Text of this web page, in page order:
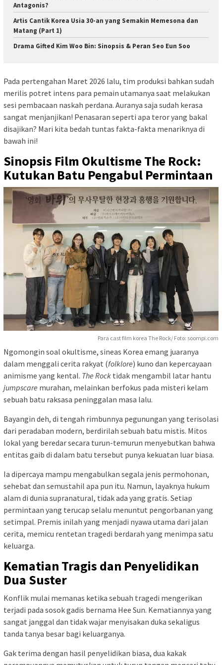
Antagonis?
Artis Cantik Korea Usia 30-an yang Semakin Memesona dan
Matang (Part 1)
Drama Gifted Kim Woo Bin: Sinopsis & Peran Seo Eun Soo
Pada pertengahan Maret 2026 lalu, tim produksi bahkan sudah
merilis potret intens para pemain utamanya saat melakukan
sesi pembacaan naskah perdana. Auranya saja sudah kerasa
sangat menjanjikan! Penasaran seperti apa teror yang bakal
disajikan? Mari kita bedah tuntas fakta-fakta menariknya di
bawah ini!
Sinopsis Film Okultisme The Rock:
Kutukan Batu Pengabul Permintaan
Para cast film korea The Rock/ Foto: soompi.com
Ngomongin soal okultisme, sineas Korea emang juaranya
dalam menggali cerita rakyat (folklore) kuno dan kepercayaan
animisme yang kental. The Rock tidak mengambil latar hantu
jumpscare murahan, melainkan berfokus pada misteri kelam
sebuah batu raksasa peninggalan masa lalu.
Bayangin deh, di tengah rimbunnya pegunungan yang terisolasi
dari peradaban modern, berdirilah sebuah batu mistis. Mitos
lokal yang beredar secara turun-temurun menyebutkan bahwa
entitas gaib di dalam batu tersebut punya kekuatan luar biasa.
Ia dipercaya mampu mengabulkan segala jenis permohonan,
sehebat dan semustahil apa pun itu. Namun, layaknya hukum
alam di dunia supranatural, tidak ada yang gratis. Setiap
permintaan yang terucap selalu menuntut pengorbanan yang
setimpal. Premis inilah yang menjadi nyawa utama dari jalan
cerita, memicu rentetan tragedi berdarah yang menimpa satu
keluarga.
Kematian Tragis dan Penyelidikan
Dua Suster
Konflik mulai memanas ketika sebuah tragedi mengerikan
terjadi pada sosok gadis bernama Hee Sun. Kematiannya yang
sangat janggal dan tidak wajar menyisakan duka sekaligus
tanda tanya besar bagi keluarganya.
Gak terima dengan hasil penyelidikan biasa, dua kakak